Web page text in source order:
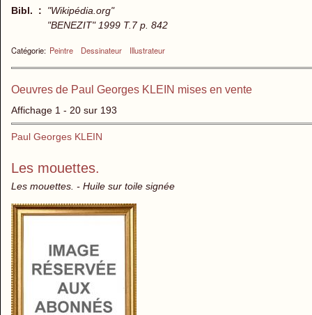
Bibl. :
"Wikipédia.org"
"BENEZIT" 1999 T.7 p. 842
Catégorie: Peintre Dessinateur Illustrateur
Oeuvres de Paul Georges KLEIN mises en vente
Affichage 1 - 20 sur 193
Paul Georges KLEIN
Les mouettes.
Les mouettes. - Huile sur toile signée